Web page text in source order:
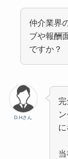
仲介業界
ブや報酬
ですか？
D.Hさん